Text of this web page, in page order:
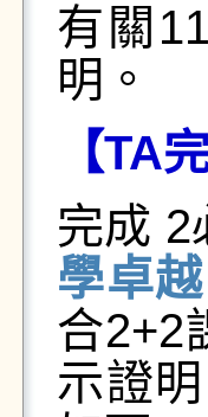
有關
明。
【TA
完成 2
學卓
合2+2
示證